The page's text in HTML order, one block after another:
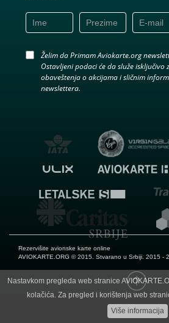
Želim da Primam Aviokarte.org
Ostavljeni podaci će da služe isključivo
obaveštenja o akcijama i sličnim
newslettera.
Rezervišite avionske karte online
AVIOKARTE.ORG © 2015. Stvarano u Srbiji. 2015 -
Nastavkom pregleda web stranice
kolačića. Za pregled i korištenja web
Više informacija